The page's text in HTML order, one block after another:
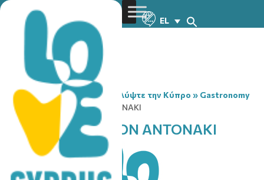
EL
You are here:Home» Ανακαλύψτε την Κύπρο » Gastronomy
» KOSMIKO KENTRON ANTONAKI
KOSMIKO KENTRON ANTONAKI